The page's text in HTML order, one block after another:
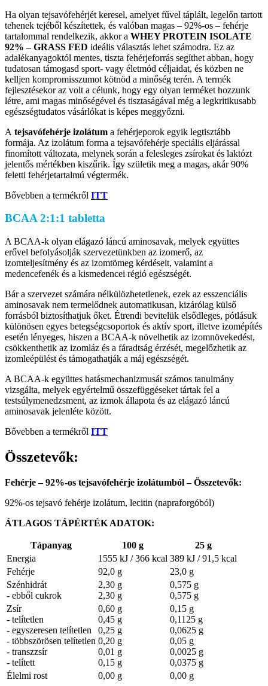
Ha olyan tejsavófehérjét keresel, amelyet fűvel táplált, legelőn tartott
tehenek tejéből készítettek, és valóban magas – 92%-os – fehérje
tartalommal rendelkezik, akkor a WHEY PROTEIN ISOLATE
92% – GRASS FED ideális választás lehet számodra. Ez az
adalékanyagoktól mentes, tiszta fehérjeforrás segíthet abban, hogy
tudatosan támogasd sport- vagy életmód céljaidat, és közben ne
kelljen kompromisszumot kötnöd a minőség terén. A termék
fejlesztésekor az volt a célunk, hogy egy olyan terméket hozzunk
létre, ami magas minőségével és tisztaságával még a legkritikusabb
egészségtudatos vásárlókat is képes meggyőzni.
A tejsavófehérje izolátum a fehérjeporok egyik legtisztább
formája. Az izolátum forma a tejsavófehérje speciális eljárással
finomított változata, melynek során a felesleges zsírokat és laktózt
jelentős mértékben kiszűrik. Így születik meg a magas, akár 90%
feletti fehérjetartalmú végtermék.
Bővebben a termékről ITT
BCAA 2:1:1 tabletta
A BCAA-k olyan elágazó láncú aminosavak, melyek együttes
erővel befolyásolják szervezetünkben az izomerő, az
izomteljesítmény és az izomtömeg kérdéseit, valamint a
medencefenék és a kismedencei régió egészségét.
Bár a szervezet számára nélkülözhetetlenek, ezek az esszenciális
aminosavak nem termelődnek automatikusan, kizárólag külső
forrásból biztosíthatjuk őket. Étrendi bevitelük elsődleges, pótlásuk
különösen egyes betegségcsoportok és aktív sport, illetve izomépítés
esetén lényeges, hiszen a BCAA-k növelhetik az izomnövekedést,
csökkenthetik az izomláz és a fáradtság érzését, megelőzhetik az
izomleépülést és támogathatják a máj egészségét.
A BCAA-k együttes hatásmechanizmusát számos tanulmány
vizsgálta, melyek egyértelmű összefüggéseket tártak fel a
testsúlymenedzsment, az izmok állapota és az elágazó láncú
aminosavak jelenléte között.
Bővebben a termékről ITT
Összetevők:
Fehérje – 92%-os tejsavófehérje izolátumból – Összetevők:
92%-os tejsavó fehérje izolátum, lecitin (napraforgóból)
ÁTLAGOS TÁPÉRTÉK ADATOK:
Tápanyag 100 g
25 g
Energia
1555 kJ / 366 kcal 389 kJ / 91,5 kcal
Fehérje
92,0 g
23,0 g
Szénhidrát
- ebből cukrok
2,30 g
2,30 g
0,575 g
0,575 g
Zsír
- telítetlen
- egyszeresen telítetlen
- többszörösen telítetlen
- transzzsír
- telített
0,60 g
0,45 g
0,25 g
0,20 g
0,01 g
0,15 g
0,15 g
0,1125 g
0,0625 g
0,05 g
0,0025 g
0,0375 g
Élelmi rost
0,00 g 0,00 g